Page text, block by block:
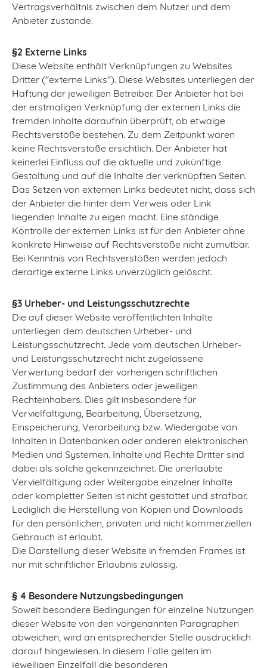
Vertragsverhältnis zwischen dem Nutzer und dem
Anbieter zustande.
§2 Externe Links
Diese Website enthält Verknüpfungen zu Websites
Dritter ("externe Links"). Diese Websites unterliegen der
Haftung der jeweiligen Betreiber. Der Anbieter hat bei
der erstmaligen Verknüpfung der externen Links die
fremden Inhalte daraufhin überprüft, ob etwaige
Rechtsverstöße bestehen. Zu dem Zeitpunkt waren
keine Rechtsverstöße ersichtlich. Der Anbieter hat
keinerlei Einfluss auf die aktuelle und zukünftige
Gestaltung und auf die Inhalte der verknüpften Seiten.
Das Setzen von externen Links bedeutet nicht, dass sich
der Anbieter die hinter dem Verweis oder Link
liegenden Inhalte zu eigen macht. Eine ständige
Kontrolle der externen Links ist für den Anbieter ohne
konkrete Hinweise auf Rechtsverstöße nicht zumutbar.
Bei Kenntnis von Rechtsverstößen werden jedoch
derartige externe Links unverzüglich gelöscht.
§3 Urheber- und Leistungsschutzrechte
Die auf dieser Website veröffentlichten Inhalte
unterliegen dem deutschen Urheber- und
Leistungsschutzrecht. Jede vom deutschen Urheber-
und Leistungsschutzrecht nicht zugelassene
Verwertung bedarf der vorherigen schriftlichen
Zustimmung des Anbieters oder jeweiligen
Rechteinhabers. Dies gilt insbesondere für
Vervielfältigung, Bearbeitung, Übersetzung,
Einspeicherung, Verarbeitung bzw. Wiedergabe von
Inhalten in Datenbanken oder anderen elektronischen
Medien und Systemen. Inhalte und Rechte Dritter sind
dabei als solche gekennzeichnet. Die unerlaubte
Vervielfältigung oder Weitergabe einzelner Inhalte
oder kompletter Seiten ist nicht gestattet und strafbar.
Lediglich die Herstellung von Kopien und Downloads
für den persönlichen, privaten und nicht kommerziellen
Gebrauch ist erlaubt.
Die Darstellung dieser Website in fremden Frames ist
nur mit schriftlicher Erlaubnis zulässig.
§ 4 Besondere Nutzungsbedingungen
Soweit besondere Bedingungen für einzelne Nutzungen
dieser Website von den vorgenannten Paragraphen
abweichen, wird an entsprechender Stelle ausdrücklich
darauf hingewiesen. In diesem Falle gelten im
jeweiligen Einzelfall die besonderen